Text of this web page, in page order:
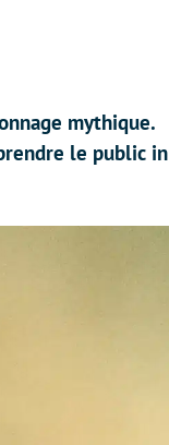
mythique.
le public in